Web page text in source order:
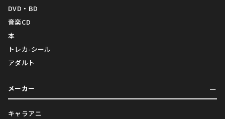
DVD・BD
音楽CD
本
トレカ-シール
アダルト
メーカー
キャラアニ